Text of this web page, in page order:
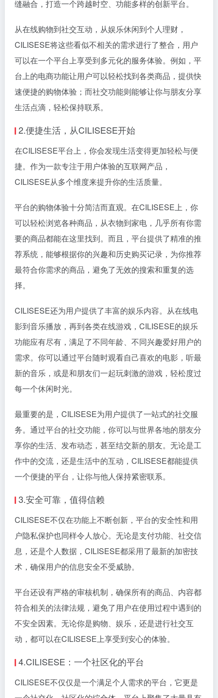
缝融合，打造一个跨越时空、功能多样的创新平台。
从在线购物到社交互动，从娱乐休闲到个人理财，
CILISESE将这些看似不相关的需求进行了整合，用户
可以在一个平台上享受到多元化的服务体验。例如，平
台上的电商功能让用户可以轻松找到各类商品，提供快
速便捷的购物体验；而社交功能则能够让你与朋友分享
生活点滴，轻松保持联系。
2.便捷生活，从CILISESE开始
在CILISESE平台上，你会发现生活变得更加轻松与便
捷。作为一款专注于用户体验的互联网产品，
CILISESE从多个维度来提升你的生活质量。
平台的购物体验十分简洁而直观。在CILISESE上，你
可以轻松浏览各种商品，从衣物到家电，几乎所有你需
要的商品都能在这里找到。而且，平台提供了精准的推
荐系统，能够根据你的兴趣和历史购买记录，为你推荐
最符合你需求的商品，避免了无效的搜索和重复的选
择。
CILISESE还为用户提供了丰富的娱乐内容。从在线电
影到音乐播放，再到各类在线游戏，CILISESE的娱乐
功能应有尽有，满足了不同年龄、不同兴趣爱好用户的
需求。你可以通过平台随时观看自己喜欢的电影，听最
新的音乐，或是和朋友们一起玩刺激的游戏，轻松度过
每一个休闲时光。
最重要的是，CILISESE为用户提供了一站式的社交服
务。通过平台的社交功能，你可以与世界各地的朋友分
享你的生活、发布动态，甚至结交新的朋友。无论是工
作中的交流，还是生活中的互动，CILISESE都能提供
一个便捷的平台，让你与他人保持紧密联系。
3.安全可靠，值得信赖
CILISESE不仅在功能上不断创新，平台的安全性和用
户隐私保护也同样令人放心。无论是支付功能、社交信
息，还是个人数据，CILISESE都采用了最新的加密技
术，确保用户的信息安全不受威胁。
平台还设有严格的审核机制，确保所有的商品、内容都
符合相关的法律法规，避免了用户在使用过程中遇到的
不安全因素。无论你是购物、娱乐，还是进行社交互
动，都可以在CILISESE上享受到安心的体验。
4.CILISESE：一个社区化的平台
CILISESE不仅仅是一个满足个人需求的平台，它更是